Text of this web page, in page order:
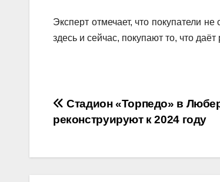
Эксперт отмечает, что покупатели
здесь и сейчас, покупают то, что
Навигация
по
записям
Стадион «Торпедо» в
реконструируют к 2024 году